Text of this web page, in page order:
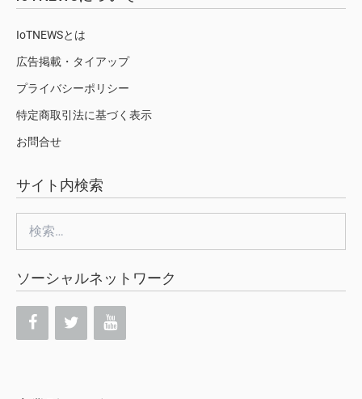
IoTNEWSとは
広告掲載・タイアップ
プライバシーポリシー
特定商取引法に基づく表示
お問合せ
サイト内検索
索:
ソーシャルネットワーク